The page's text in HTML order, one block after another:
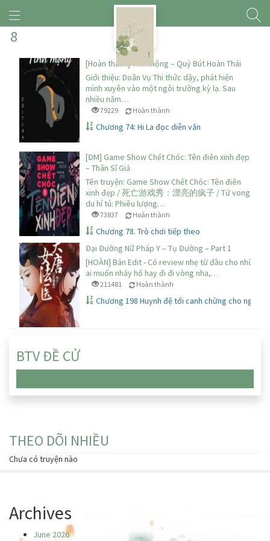
8
[Hoàn thành] Tỉnh mộng – Quỷ Bút Hoàn Thái
Giới thiệu: Doãn Vụ Thi thức dậy, phát hiện
mình xuyên vào một ngôi trường kỳ lạ. Sau
nhiều năm…
79229 Hoàn thành
Chương 74: Hi La đọc diễn văn
[ĐM] Game Show Chết Chóc: Tên điên xinh đẹp
– Thân Sĩ Giả
Tên truyện: Game Show Chết Chóc: Tên điên
xinh đẹp / 死亡游戏秀：漂亮的疯子 / Tử vong
du hí tú: Phiêu lượng…
73837 Hoàn thành
Chương 78. Trò chơi tiếp theo
Đại Đường Nữ Pháp Y – Tụ Đường – Part 1
[HOÀN] Bản Edit - Có review nhẹ từ đầu cho những
ai muốn nhảy hố hay đi đi vòng nha,…
211481 Hoàn thành
Chương 198 Huynh đệ tới canh chừng cho ngươi
BTV ĐỀ CỬ
THEO DÕI NHIỀU
Chưa có truyện nào
Archives
June 2026